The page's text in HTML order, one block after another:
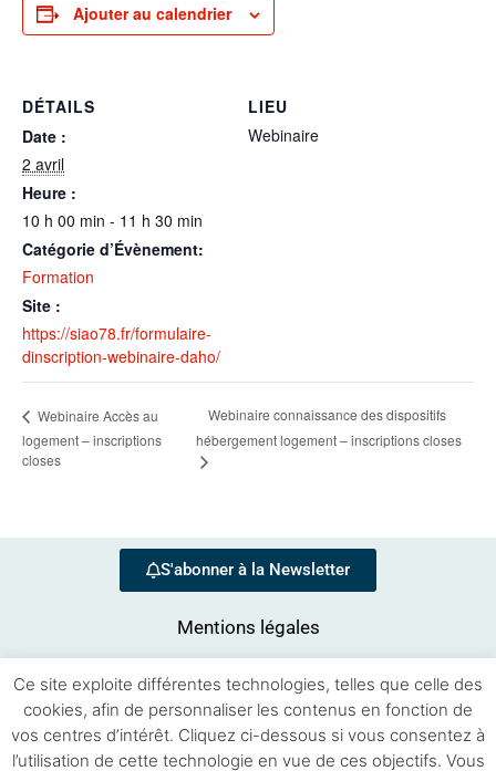
Ajouter au calendrier
DÉTAILS
Date :
2 avril
Heure :
10 h 00 min - 11 h 30 min
Catégorie d’Évènement:
Formation
Site :
https://siao78.fr/formulaire-
dinscription-webinaire-daho/
LIEU
Webinaire
Webinaire Accès au
logement – inscriptions
closes
Webinaire connaissance des dispositifs
hébergement logement – inscriptions closes
S'abonner à la Newsletter
Mentions légales
Ce site exploite différentes technologies, telles que celle des
cookies, afin de personnaliser les contenus en fonction de
vos centres d’intérêt. Cliquez ci-dessous si vous consentez à
l’utilisation de cette technologie en vue de ces objectifs. Vous